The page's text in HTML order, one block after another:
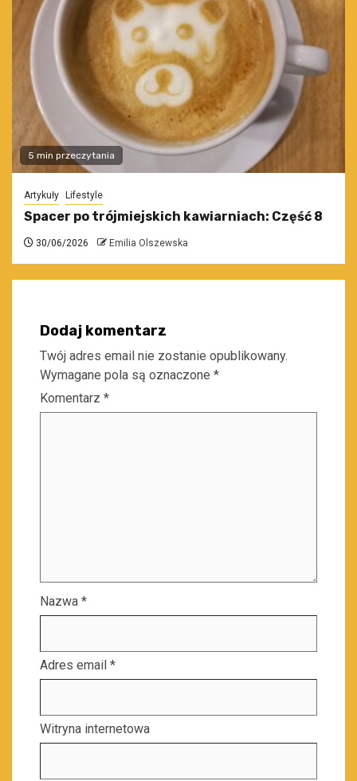
5 min przeczytania
Artykuły Lifestyle
Spacer po trójmiejskich kawiarniach: Część 8
30/06/2026 Emilia Olszewska
Dodaj komentarz
Twój adres email nie zostanie opublikowany.
Wymagane pola są oznaczone *
Komentarz *
Nazwa *
Adres email *
Witryna internetowa